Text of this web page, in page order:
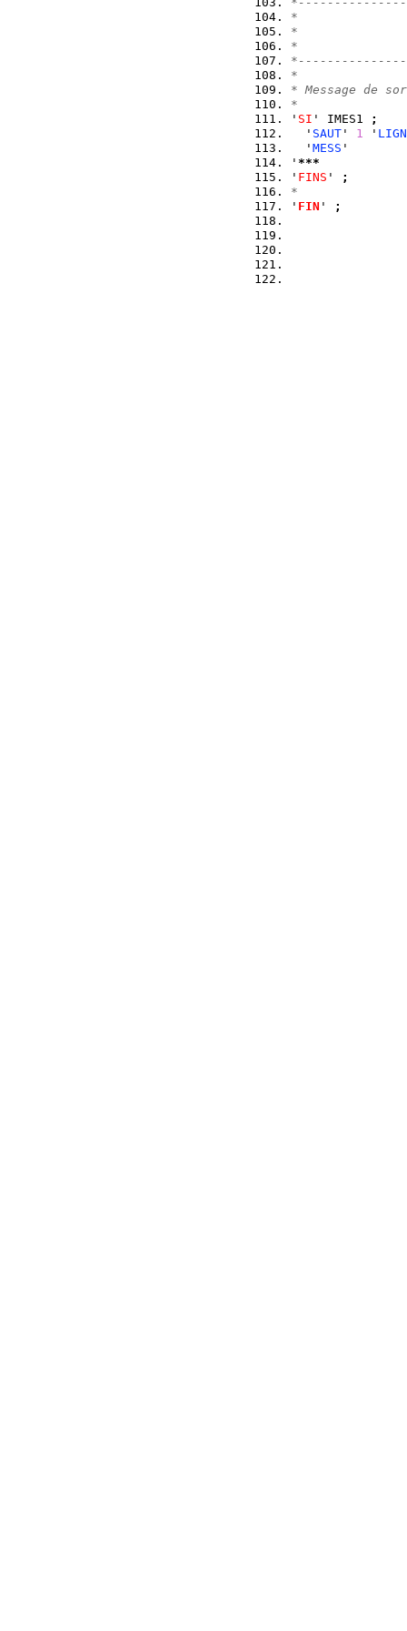
*
*
*
*
* Message
*
' SI ' IMES1
;
  '
SAUT ' 1 ' LIGN
  '
MESS '
' ***
' FINS '
;
*
' FIN ' ;